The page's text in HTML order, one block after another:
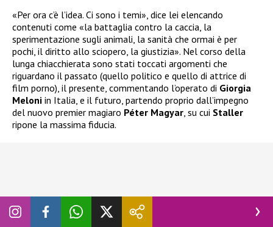
«Per ora c’è l’idea. Ci sono i temi», dice lei elencando
contenuti come «la battaglia contro la caccia, la
sperimentazione sugli animali, la sanità che ormai è per
pochi, il diritto allo sciopero, la giustizia». Nel corso della
lunga chiacchierata sono stati toccati argomenti che
riguardano il passato (quello politico e quello di attrice di
film porno), il presente, commentando l’operato di Giorgia
Meloni in Italia, e il futuro, partendo proprio dall’impegno
del nuovo premier magiaro Péter Magyar, su cui Staller
ripone la massima fiducia.